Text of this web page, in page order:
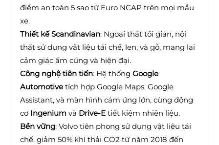
điểm an toàn 5 sao từ Euro NCAP trên mọi mẫu
xe.
Thiết kế Scandinavian: Ngoại thất tối giản, nội
thất sử dụng vật liệu tái chế, len, và gỗ, mang lại
cảm giác ấm cúng và hiện đại.
Công nghệ tiên tiến: Hệ thống Google
Automotive tích hợp Google Maps, Google
Assistant, và màn hình cảm ứng lớn, cùng động
cơ Ingenium và Drive-E tiết kiệm nhiên liệu.
Bền vững: Volvo tiên phong sử dụng vật liệu tái
chế, giảm 50% khí thải CO2 từ năm 2018 đến